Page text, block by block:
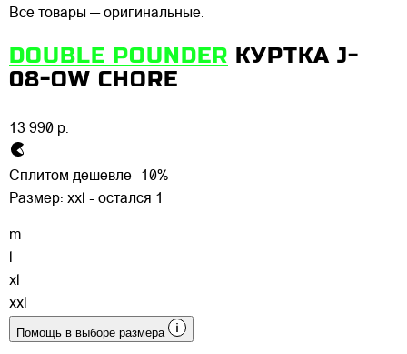
Все товары — оригинальные.
DOUBLE POUNDER КУРТКА J-
08-OW CHORE
13 990 р.
Сплитом дешевле -10%
Размер: xxl - остался 1
m
l
xl
xxl
Помощь в выборе размера